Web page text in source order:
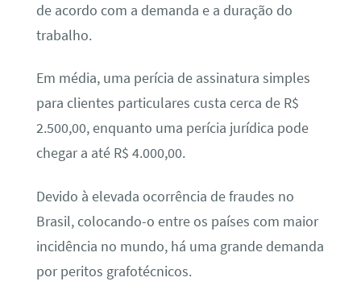
de acordo com a demanda e a duração do
trabalho.
Em média, uma perícia de assinatura simples
para clientes particulares custa cerca de R$
2.500,00, enquanto uma perícia jurídica pode
chegar a até R$ 4.000,00.
Devido à elevada ocorrência de fraudes no
Brasil, colocando-o entre os países com maior
incidência no mundo, há uma grande demanda
por peritos grafotécnicos.